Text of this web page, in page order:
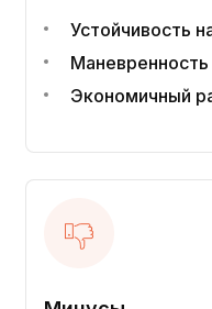
Устойчивость
Маневренность
Экономичный